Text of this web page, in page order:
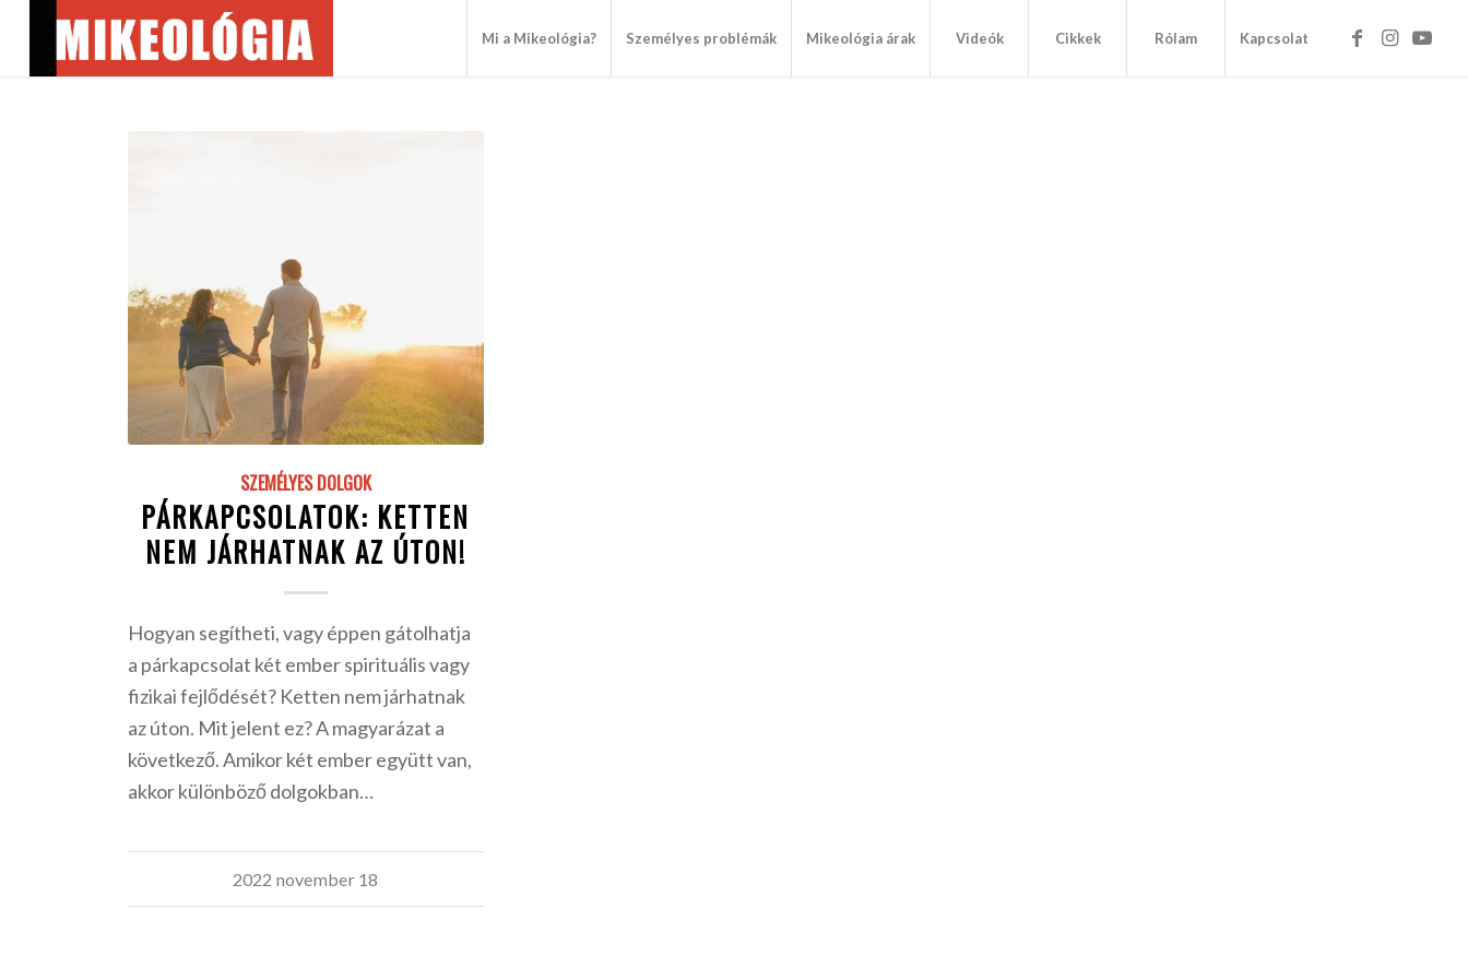
Mi a Mikeológia? Személyes problémák Mikeológia árak Videók Cikkek Rólam Kapcsolat
SZEMÉLYES DOLGOK
PÁRKAPCSOLATOK: KETTEN
NEM JÁRHATNAK AZ ÚTON!
Hogyan segítheti, vagy éppen gátolhatja
a párkapcsolat két ember spirituális vagy
fizikai fejlődését? Ketten nem járhatnak
az úton. Mit jelent ez? A magyarázat a
következő. Amikor két ember együtt van,
akkor különböző dolgokban…
2022 november 18